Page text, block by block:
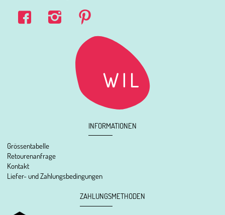
INFORMATIONEN
Grössentabelle
Retourenanfrage
Kontakt
Liefer- und Zahlungsbedingungen
ZAHLUNGSMETHODEN